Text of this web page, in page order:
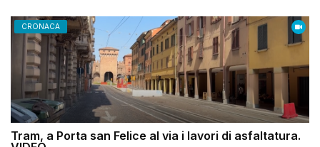
CRONACA
Tram, a Porta san Felice al via i lavori di asfaltatura.